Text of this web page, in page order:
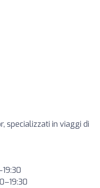
specializzati in viaggi di